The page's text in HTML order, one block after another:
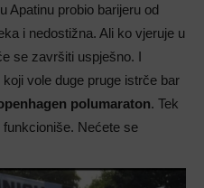
Apatinu probio barijeru od
i nedostižna. Ali ko vjeruje u
se završiti uspješno. I
koji vole duge pruge istrče bar
polumaraton. Tek
Nećete se